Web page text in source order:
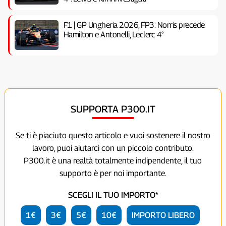
F1 | GP Ungheria 2026, FP3: Norris precede
Hamilton e Antonelli, Leclerc 4°
SUPPORTA P300.IT
Se ti è piaciuto questo articolo e vuoi sostenere il nostro
lavoro, puoi aiutarci con un piccolo contributo.
P300.it è una realtà totalmente indipendente, il tuo
supporto è per noi importante.
SCEGLI IL TUO IMPORTO*
1€ 3€ 5€ 10€ IMPORTO LIBERO